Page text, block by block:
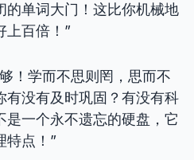
的单词大门！这比你机械地
上百倍！”
！学而不思则罔，思而不
有没有及时巩固？有没有科
一个永不遗忘的硬盘，它
特点！”